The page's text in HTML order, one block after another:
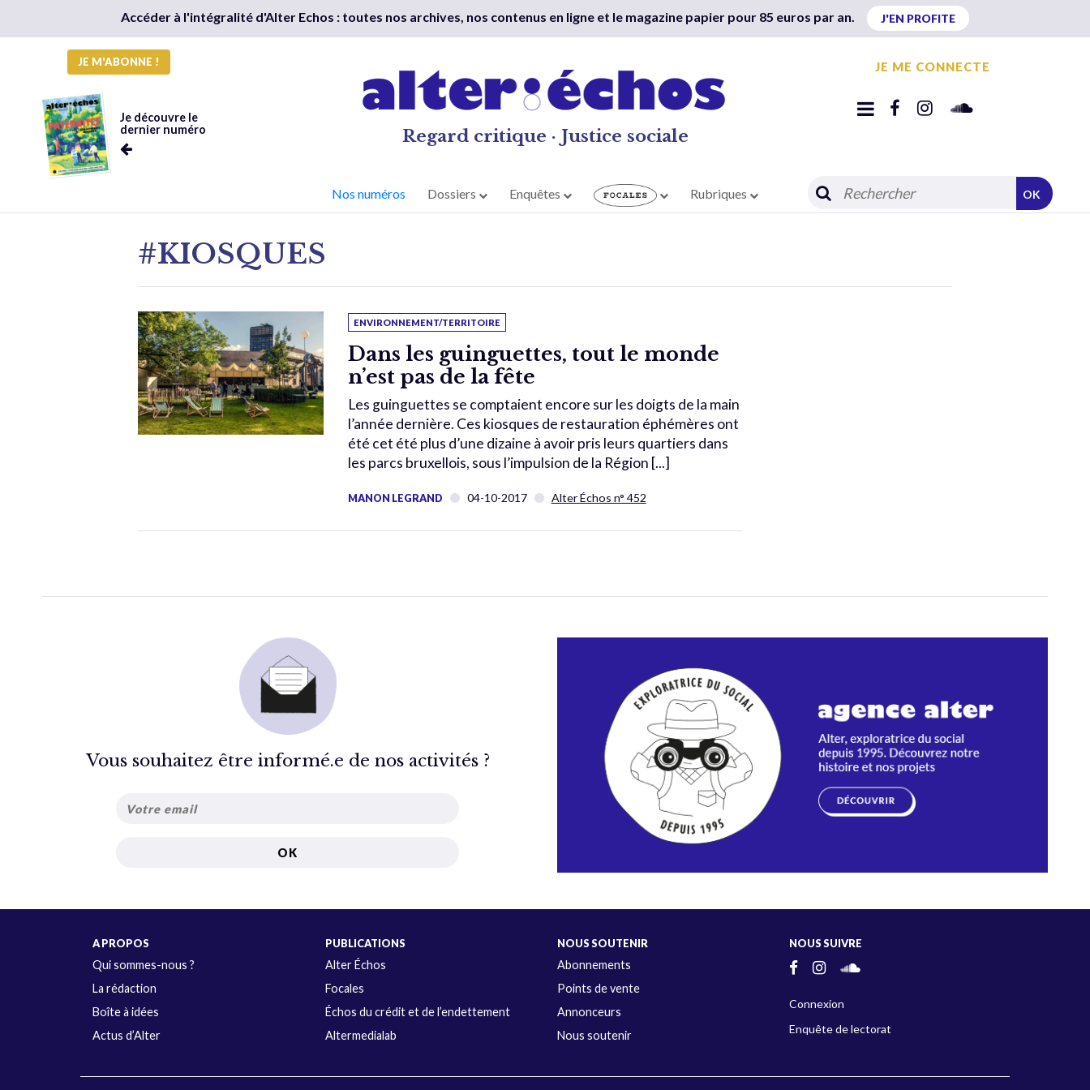
Accéder à l'intégralité d'Alter Echos : toutes nos archives, nos contenus en ligne et le magazine papier pour 85 euros par an. J'EN PROFITE
JE M'ABONNE !
Je découvre le
dernier numéro
Regard critique · Justice sociale
JE ME CONNECTE
Nos numéros Dossiers Enquêtes Rubriques OK
#KIOSQUES
ENVIRONNEMENT/TERRITOIRE
Dans les guinguettes, tout le monde
n’est pas de la fête
Les guinguettes se comptaient encore sur les doigts de la main
l’année dernière. Ces kiosques de restauration éphémères ont
été cet été plus d’une dizaine à avoir pris leurs quartiers dans
les parcs bruxellois, sous l’impulsion de la Région [...]
MANON LEGRAND 04-10-2017 Alter Échos n° 452
Vous souhaitez être informé.e de nos activités ?
A PROPOS
Qui sommes-nous ?
La rédaction
Boîte à idées
Actus d’Alter
PUBLICATIONS
Alter Échos
Focales
Échos du crédit et de l’endettement
Altermedialab
NOUS SOUTENIR
Abonnements
Points de vente
Annonceurs
Nous soutenir
NOUS SUIVRE
Connexion
Enquête de lectorat